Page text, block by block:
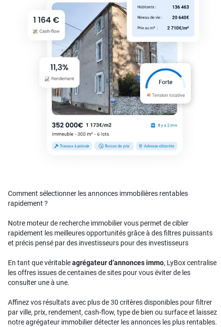
Comment sélectionner les annonces immobilières rentables
rapidement ?
Notre moteur de recherche immobilier vous permet de cibler
rapidement les meilleures opportunités grâce à des filtres puissants
et précis pensé par des investisseurs pour des investisseurs
En tant que véritableagrégateur d’annonces immo, LyBox centralise
les offres issues de centaines de sites pour vous éviter de les
consulter une à une.
Affinez vos résultats avec plus de 30 critères disponibles pour filtrer
par ville, prix, rendement, cash-flow, type de bien ou surface et laissez
notre agrégateur immobilier détecter les annonces les plus rentables.